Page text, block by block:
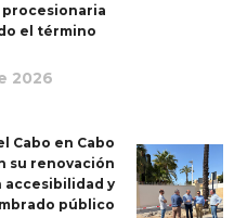
el término
2026
Cabo en Cabo
su renovación
accesibilidad y
público